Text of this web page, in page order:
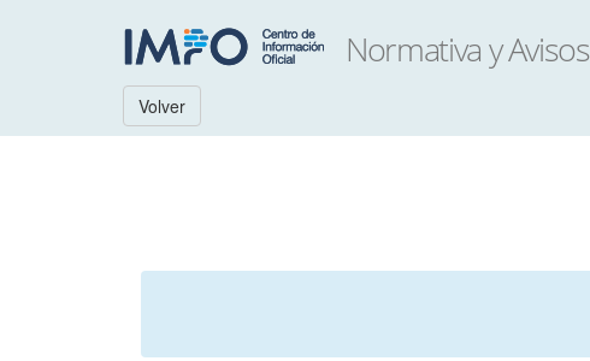
Volver